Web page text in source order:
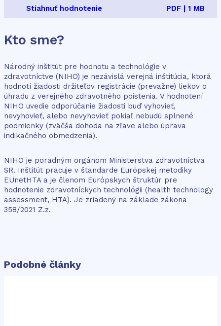
Stiahnuť hodnotenie PDF | 1 MB
Kto sme?
Národný inštitút pre hodnotu a technológie v
zdravotníctve (NIHO) je nezávislá verejná inštitúcia, ktorá
hodnotí žiadosti držiteľov registrácie (prevažne) liekov o
úhradu z verejného zdravotného poistenia. V hodnotení
NIHO uvedie odporúčanie žiadosti buď vyhovieť,
nevyhovieť, alebo nevyhovieť pokiaľ nebudú splnené
podmienky (zväčša dohoda na zľave alebo úprava
indikačného obmedzenia).
NIHO je poradným orgánom Ministerstva zdravotníctva
SR. Inštitút pracuje v štandarde Európskej metodiky
EUnetHTA a je členom Európskych štruktúr pre
hodnotenie zdravotníckych technológii (health technology
assessment, HTA). Je zriadený na základe zákona
358/2021 Z.z.
Podobné články